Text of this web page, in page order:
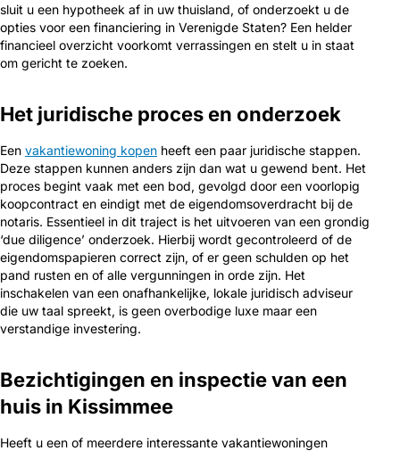
sluit u een hypotheek af in uw thuisland, of onderzoekt u de
opties voor een financiering in Verenigde Staten? Een helder
financieel overzicht voorkomt verrassingen en stelt u in staat
om gericht te zoeken.
Het juridische proces en onderzoek
Een vakantiewoning kopen heeft een paar juridische stappen.
Deze stappen kunnen anders zijn dan wat u gewend bent. Het
proces begint vaak met een bod, gevolgd door een voorlopig
koopcontract en eindigt met de eigendomsoverdracht bij de
notaris. Essentieel in dit traject is het uitvoeren van een grondig
‘due diligence’ onderzoek. Hierbij wordt gecontroleerd of de
eigendomspapieren correct zijn, of er geen schulden op het
pand rusten en of alle vergunningen in orde zijn. Het
inschakelen van een onafhankelijke, lokale juridisch adviseur
die uw taal spreekt, is geen overbodige luxe maar een
verstandige investering.
Bezichtigingen en inspectie van een
huis in Kissimmee
Heeft u een of meerdere interessante vakantiewoningen